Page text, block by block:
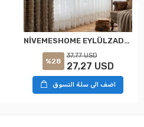
NİVEMESHOME EYLÜLZADE GOLD DETAY 1/3 PİLELİ TÜL PERDE APM
%28
37,77 USD
27,27 USD
اضف الى سلة التسوق